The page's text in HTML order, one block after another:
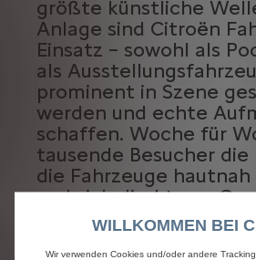
größte künstliche
Anlage sind Citroën
Einsatz – sowohl als
als
prominent in Szene
werden und echte
schaffen. Woche für
tausende Besucher
die Fahrzeuge
und sich direkt von
Komfort und
überzeugen.
WILLKOMMEN BEI
Wir verwenden Cookies und/oder andere